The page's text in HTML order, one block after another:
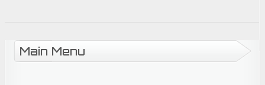
Main Menu